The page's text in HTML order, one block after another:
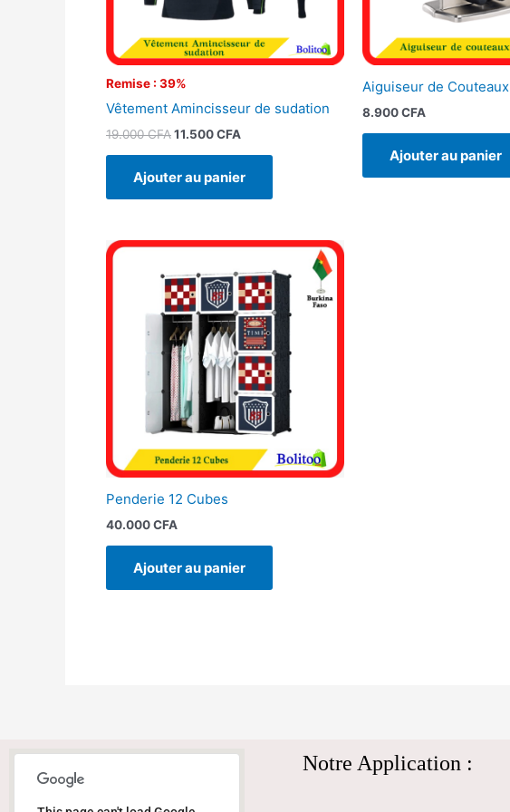
Remise : 39%
Vêtement Amincisseur de sudation
19.000CFA11.500CFA
Ajouter au panier
Aiguiseur de Couteaux
8.900CFA
Ajouter au panier
Penderie 12 Cubes
40.000CFA
Ajouter au panier
Notre Application :